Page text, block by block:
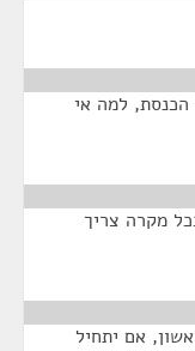
למה אי
מקרה צריך
אם יתחיל